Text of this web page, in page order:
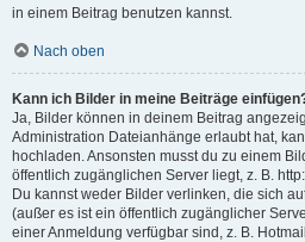
in einem Beitrag benutzen kannst.
Nach oben
Kann ich Bilder in meine Beiträge
Ja, Bilder können in deinem Beitrag
Administration Dateianhänge erlaubt hat,
hochladen. Ansonsten musst du zu einem
öffentlich zugänglichen Server liegt, z. B.
Du kannst weder Bilder verlinken, die sich
(außer es ist ein öffentlich zugänglicher
einer Anmeldung verfügbar sind, z. B.